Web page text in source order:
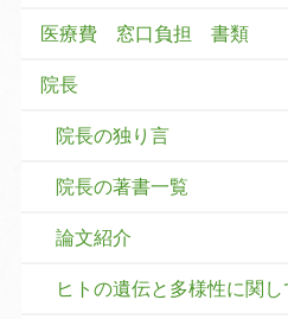
医療費 窓口負担 書類
院長
院長の独り言
院長の著書一覧
論文紹介
ヒトの遺伝と多様性に関し